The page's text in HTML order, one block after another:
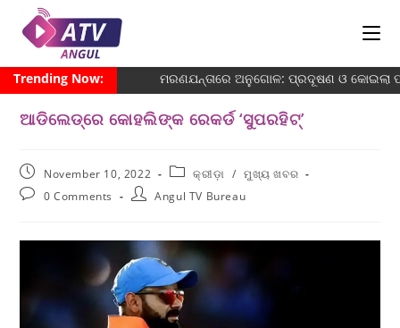
Trending Now: ମରଣଯନ୍ତାରେ ଅନୁଗୋଳ: ପ୍ରଦୂଷଣ ଓ କୋଇଲା
ଆଡିଲେଡ୍‌ରେ କୋହଲିଙ୍କ ରେକର୍ଡ ‘ସୁପରହିଟ୍’
November 10, 2022 କ୍ରୀଡ଼ା / ମୁଖ୍ୟ ଖବର
0 Comments
Angul TV Bureau